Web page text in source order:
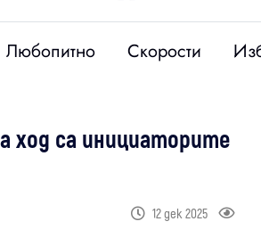
Любопитно Скорости
ход са инициаторите
12 дек 2025